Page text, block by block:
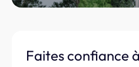
Faites confiance